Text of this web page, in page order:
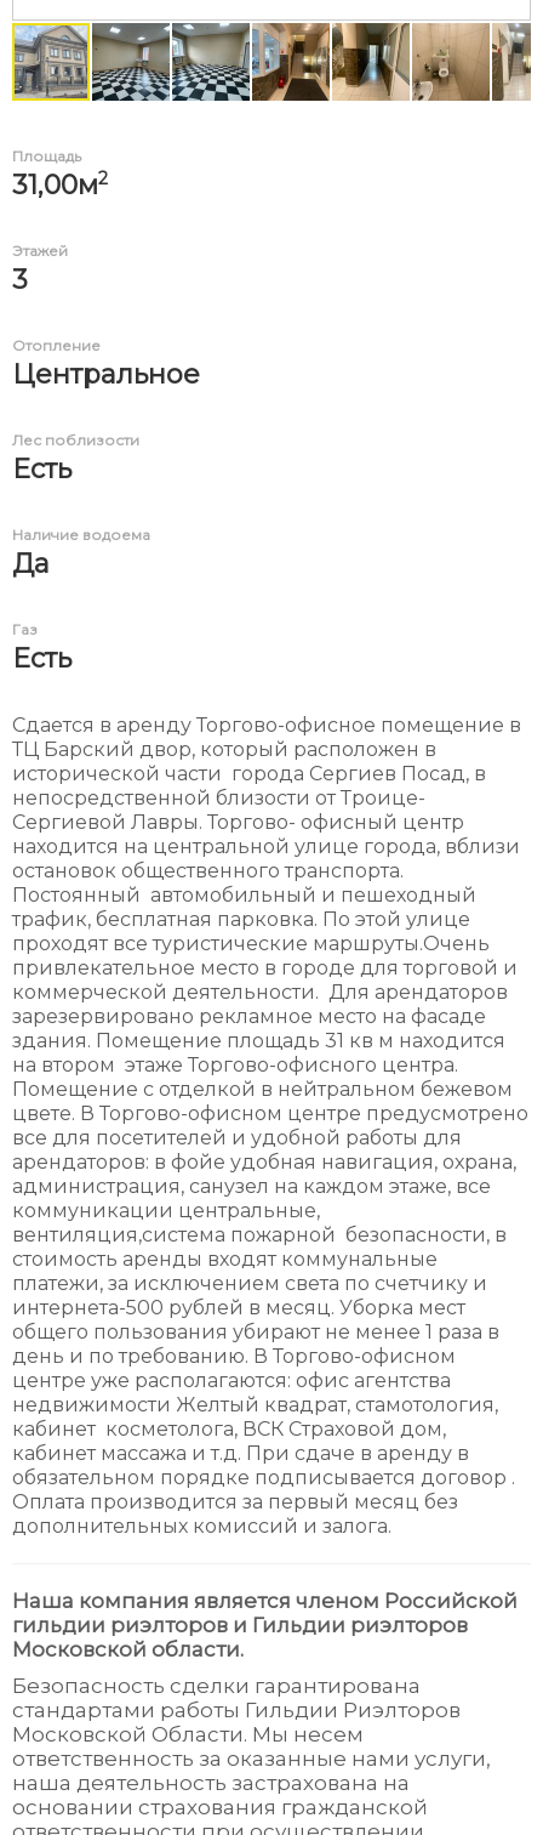
Площадь
31,00м2
Этажей
3
Отопление
Центральное
Лес поблизости
Есть
Наличие водоема
Да
Газ
Есть
Сдается в аренду Торгово-офисное помещение в
ТЦ Барский двор, который расположен в
исторической части города Сергиев Посад, в
непосредственной близости от Троице-
Сергиевой Лавры. Торгово- офисный центр
находится на центральной улице города, вблизи
остановок общественного транспорта.
Постоянный автомобильный и пешеходный
трафик, бесплатная парковка. По этой улице
проходят все туристические маршруты.Очень
привлекательное место в городе для торговой и
коммерческой деятельности. Для арендаторов
зарезервировано рекламное место на фасаде
здания. Помещение площадь 31 кв м находится
на втором этаже Торгово-офисного центра.
Помещение с отделкой в нейтральном бежевом
цвете. В Торгово-офисном центре предусмотрено
все для посетителей и удобной работы для
арендаторов: в фойе удобная навигация, охрана,
администрация, санузел на каждом этаже, все
коммуникации центральные,
вентиляция,система пожарной безопасности, в
стоимость аренды входят коммунальные
платежи, за исключением света по счетчику и
интернета-500 рублей в месяц. Уборка мест
общего пользования убирают не менее 1 раза в
день и по требованию. В Торгово-офисном
центре уже располагаются: офис агентства
недвижимости Желтый квадрат, стамотология,
кабинет косметолога, ВСК Страховой дом,
кабинет массажа и т.д. При сдаче в аренду в
обязательном порядке подписывается договор .
Оплата производится за первый месяц без
дополнительных комиссий и залога.
Наша компания является членом Российской
гильдии риэлторов и Гильдии риэлторов
Московской области.
Безопасность сделки гарантирована
стандартами работы Гильдии Риэлторов
Московской Области. Мы несем
ответственность за оказанные нами услуги,
наша деятельность застрахована на
основании страхования гражданской